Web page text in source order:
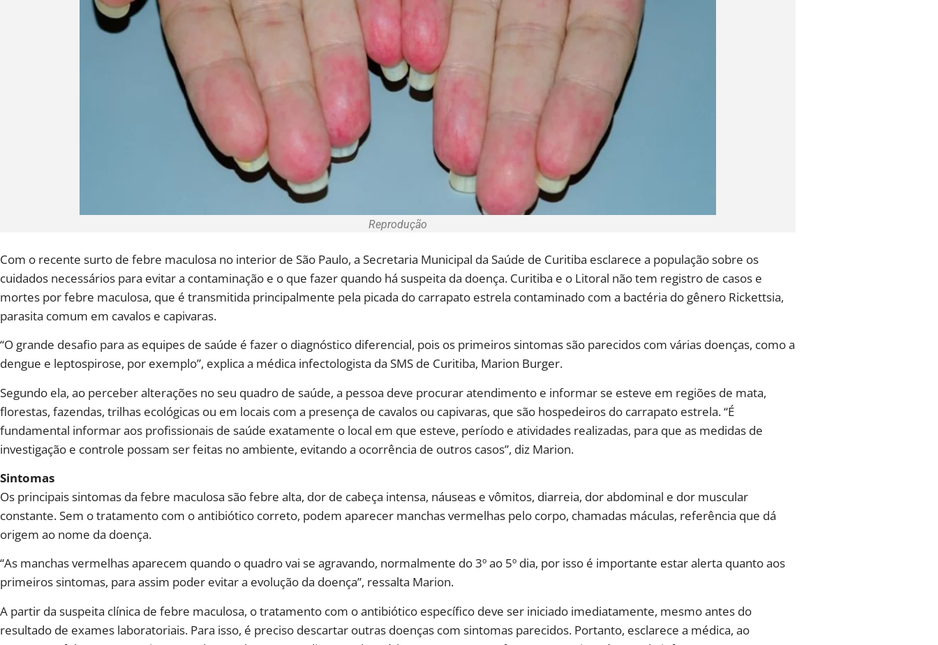
Reprodução
Com o recente surto de febre maculosa no interior de São Paulo, a Secretaria Municipal da Saúde de Curitiba esclarece a população sobre os
cuidados necessários para evitar a contaminação e o que fazer quando há suspeita da doença. Curitiba e o Litoral não tem registro de casos e
mortes por febre maculosa, que é transmitida principalmente pela picada do carrapato estrela contaminado com a bactéria do gênero Rickettsia,
parasita comum em cavalos e capivaras.
“O grande desafio para as equipes de saúde é fazer o diagnóstico diferencial, pois os primeiros sintomas são parecidos com várias doenças, como a
dengue e leptospirose, por exemplo”, explica a médica infectologista da SMS de Curitiba, Marion Burger.
Segundo ela, ao perceber alterações no seu quadro de saúde, a pessoa deve procurar atendimento e informar se esteve em regiões de mata,
florestas, fazendas, trilhas ecológicas ou em locais com a presença de cavalos ou capivaras, que são hospedeiros do carrapato estrela. “É
fundamental informar aos profissionais de saúde exatamente o local em que esteve, período e atividades realizadas, para que as medidas de
investigação e controle possam ser feitas no ambiente, evitando a ocorrência de outros casos”, diz Marion.
Sintomas
Os principais sintomas da febre maculosa são febre alta, dor de cabeça intensa, náuseas e vômitos, diarreia, dor abdominal e dor muscular
constante. Sem o tratamento com o antibiótico correto, podem aparecer manchas vermelhas pelo corpo, chamadas máculas, referência que dá
origem ao nome da doença.
“As manchas vermelhas aparecem quando o quadro vai se agravando, normalmente do 3º ao 5º dia, por isso é importante estar alerta quanto aos
primeiros sintomas, para assim poder evitar a evolução da doença”, ressalta Marion.
A partir da suspeita clínica de febre maculosa, o tratamento com o antibiótico específico deve ser iniciado imediatamente, mesmo antes do
resultado de exames laboratoriais. Para isso, é preciso descartar outras doenças com sintomas parecidos. Portanto, esclarece a médica, ao